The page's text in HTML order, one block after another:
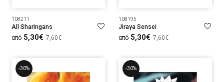
108211
All Sharingans
από 5,30€ 7,60€
108195
Jiraya Sensei
από 5,30€ 7,60€
-30% -30%